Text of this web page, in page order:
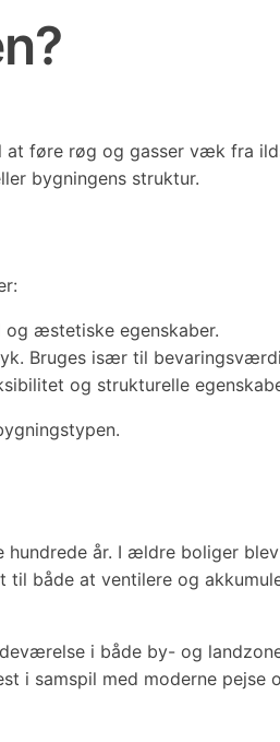
føre røg og gasser væk fra
bygningens struktur.
æstetiske egenskaber.
Bruges især til
og strukturelle
år. I ældre boliger
både at ventilere og
i både by- og
i samspil med moderne pejse